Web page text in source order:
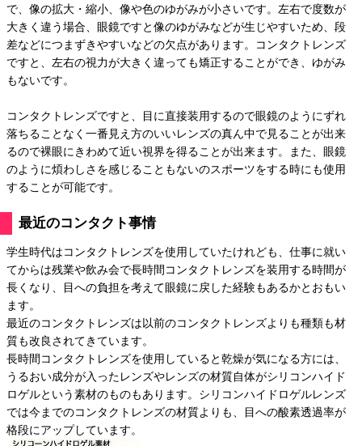
で、像の拡大・縮小、像や色のゆがみが小さいです。左右で度数が
大きく違う場合、眼鏡ですと像のゆがみなどが生じやすいため、段
差などにつまずきやすいなどの欠点があります。コンタクトレンズ
ですと、左右の視力が大きく違っても矯正することができ、ゆがみ
もないです。
コンタクトレンズですと、目に直接装用するので眼鏡のようにずれ
落ちることなく一番見え方のいいレンズの真ん中で見ることが出来
るので裸眼にきわめて近い視界を得ることが出来ます。また、眼鏡
のように煩わしさを感じることもないのスポーツをする時にも使用
することが可能です。
最近のコンタクト事情
学生時代はコンタクトレンズを使用していたけれども、仕事に就い
てからは残業や飲み会で長時間コンタクトレンズを装用する時間が
長くなり、目への負担を考えて眼鏡に戻した経験もあるかとおもい
ます。
最近のコンタクトレンズは以前のコンタクトレンズよりも種類も材
質も改良されてきています。
長時間コンタクトレンズを使用していると乾燥が気になる方には、
うるおい成分が入ったレンズやレンズの材質自体がシリコンハイド
ロゲルという素材のものもあります。シリコンハイドロゲルレンズ
では今までのコンタクトレンズの材質よりも、目への酸素透過率が
格段にアップしています。